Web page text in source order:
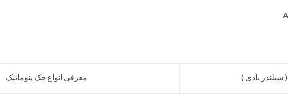
بادی ) معرفی انواع جک پنوماتیک